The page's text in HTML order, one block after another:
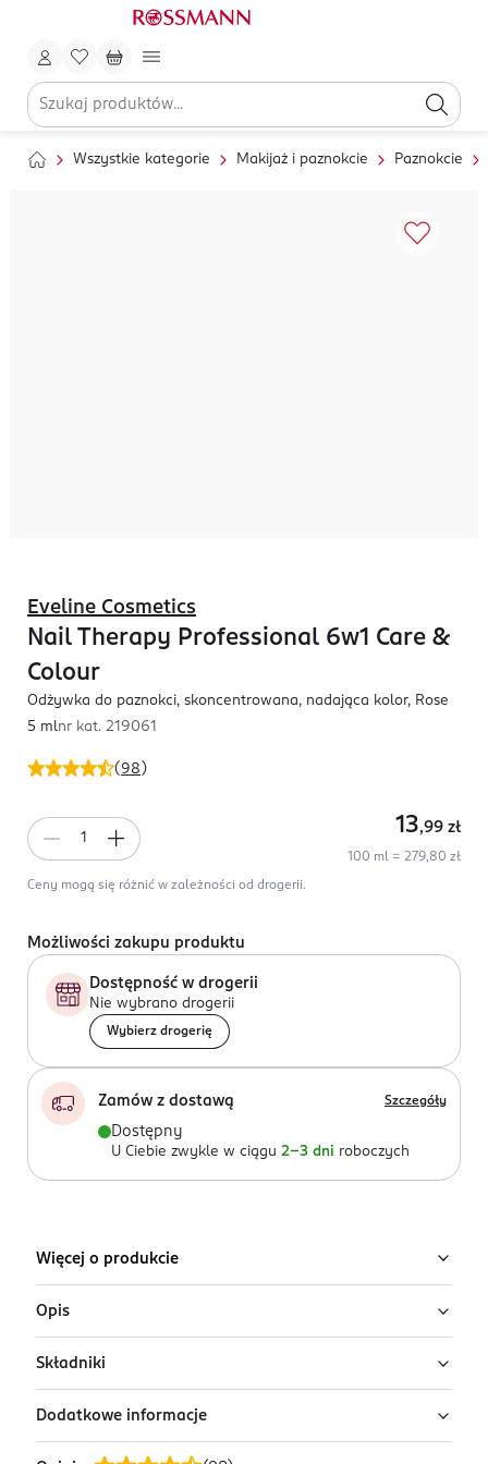
Wszystkie kategorie Makijaż i paznokcie Paznokcie
(98 )
Eveline Cosmetics
Nail Therapy Professional 6w1 Care &
Colour
Odżywka do paznokci, skoncentrowana, nadająca kolor, Rose
5 mlnr kat. 219061
13,99 zł
100 ml = 279,80 zł
Ceny mogą się różnić w zależności od drogerii.
Możliwości zakupu produktu
Dostępność w drogerii
Nie wybrano drogerii
Wybierz drogerię
Zamów z dostawą Szczegóły
Dostępny
U Ciebie zwykle w ciągu 2-3 dni roboczych
Więcej o produkcie
Opis
Rewolucyjna i unikalna receptura Colour&Double
Strong™ wnika w strukturę płytki, dzięki czemu
skutecznie ją regeneruje i odbudowuje. Uszczelnia,
maksymalnie wygładza oraz sprawia, że zniszczone,
Składniki
Ingredients: : BUTYL ACETATE, ETHYL ACETATE,
NITROCELLULOSE, ACETYL TRIBUTYL CITRATE, ADIPIC
Dodatkowe informacje